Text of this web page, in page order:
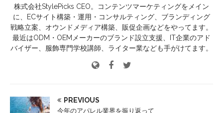
株式会社StylePicks CEO。コンテンツマーケティングをメイン
に、ECサイト構築・運用・コンサルティング、ブランディング
戦略立案、オウンドメディア構築、販促企画などをやってます。
最近はODM・OEMメーカーのブランド設立支援、IT企業のアド
バイザー、服飾専門学校講師、ライター業なども手がけてます。
PREVIOUS
今年のアパレル業界を振り返って